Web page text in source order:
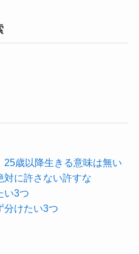
歳以降生きる意味は無い
対に許さない許すな
い3つ
分けたい3つ